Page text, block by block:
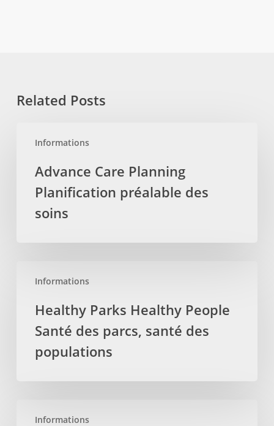
Related Posts
Informations
Planification
préalable
Advance Care Planning
Planification préalable des
soins
Informations
Parks
People
Santé
parcs,
Healthy Parks Healthy People
Santé des parcs, santé des
populations
Informations